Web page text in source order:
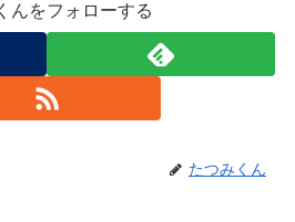
んをフォローする
たつみくん